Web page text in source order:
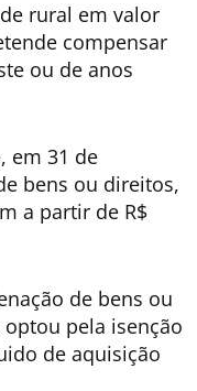
rural em valor
compensar
ou de anos
em 31 de
bens ou direitos,
a partir de R$
de bens ou
pela isenção
de aquisição